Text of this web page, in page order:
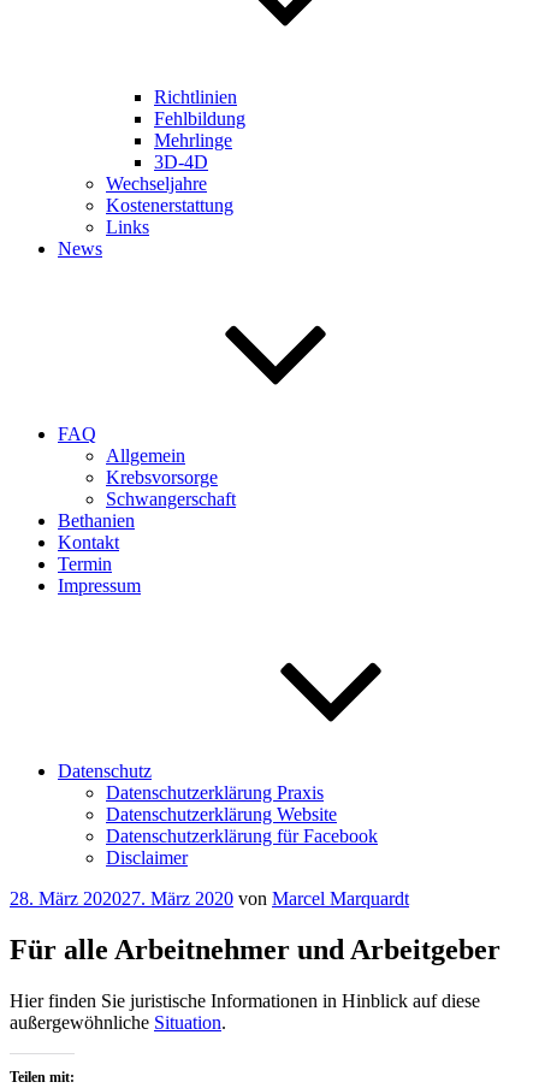
Richtlinien
Fehlbildung
Mehrlinge
3D-4D
Wechseljahre
Kostenerstattung
Links
News
FAQ
Allgemein
Krebsvorsorge
Schwangerschaft
Bethanien
Kontakt
Termin
Impressum
Datenschutz
Datenschutzerklärung Praxis
Datenschutzerklärung Website
Datenschutzerklärung für Facebook
Disclaimer
Veröffentlicht
28. März 202027. März 2020 von Marcel Marquardt
Für alle Arbeitnehmer und Arbeitgeber
Hier finden Sie juristische Informationen in Hinblick auf diese
außergewöhnliche Situation.
Teilen mit: